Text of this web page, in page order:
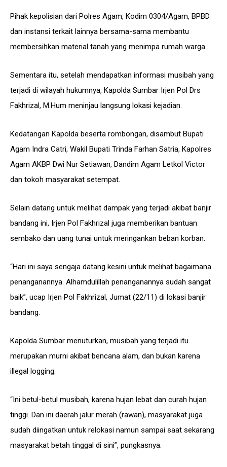
Pihak kepolisian dari Polres Agam, Kodim 0304/Agam, BPBD
dan instansi terkait lainnya bersama-sama membantu
membersihkan material tanah yang menimpa rumah warga.
Sementara itu, setelah mendapatkan informasi musibah yang
terjadi di wilayah hukumnya, Kapolda Sumbar Irjen Pol Drs
Fakhrizal, M.Hum meninjau langsung lokasi kejadian.
Kedatangan Kapolda beserta rombongan, disambut Bupati
Agam Indra Catri, Wakil Bupati Trinda Farhan Satria, Kapolres
Agam AKBP Dwi Nur Setiawan, Dandim Agam Letkol Victor
dan tokoh masyarakat setempat.
Selain datang untuk melihat dampak yang terjadi akibat banjir
bandang ini, Irjen Pol Fakhrizal juga memberikan bantuan
sembako dan uang tunai untuk meringankan beban korban.
“Hari ini saya sengaja datang kesini untuk melihat bagaimana
penanganannya. Alhamdulillah penanganannya sudah sangat
baik”, ucap Irjen Pol Fakhrizal, Jumat (22/11) di lokasi banjir
bandang.
Kapolda Sumbar menuturkan, musibah yang terjadi itu
merupakan murni akibat bencana alam, dan bukan karena
illegal logging.
“Ini betul-betul musibah, karena hujan lebat dan curah hujan
tinggi. Dan ini daerah jalur merah (rawan), masyarakat juga
sudah diingatkan untuk relokasi namun sampai saat sekarang
masyarakat betah tinggal di sini”, pungkasnya.